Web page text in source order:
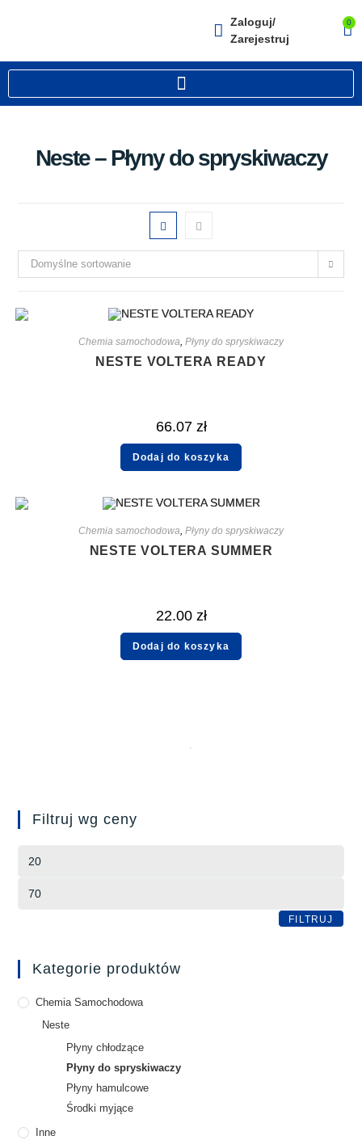
Zaloguj/
Zarejestruj
0
Neste – Płyny do spryskiwaczy
Domyślne sortowanie
Chemia samochodowa, Płyny do spryskiwaczy
NESTE VOLTERA READY
66.07 zł
Dodaj do koszyka
Chemia samochodowa, Płyny do spryskiwaczy
NESTE VOLTERA SUMMER
22.00 zł
Dodaj do koszyka
Filtruj wg ceny
FILTRUJ
Kategorie produktów
Chemia Samochodowa
Neste
Płyny chłodzące
Płyny do spryskiwaczy
Płyny hamulcowe
Środki myjące
Inne